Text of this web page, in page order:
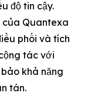
độ tin cậy.
Quantexa
phối và tích
tác với
khả năng
tán.